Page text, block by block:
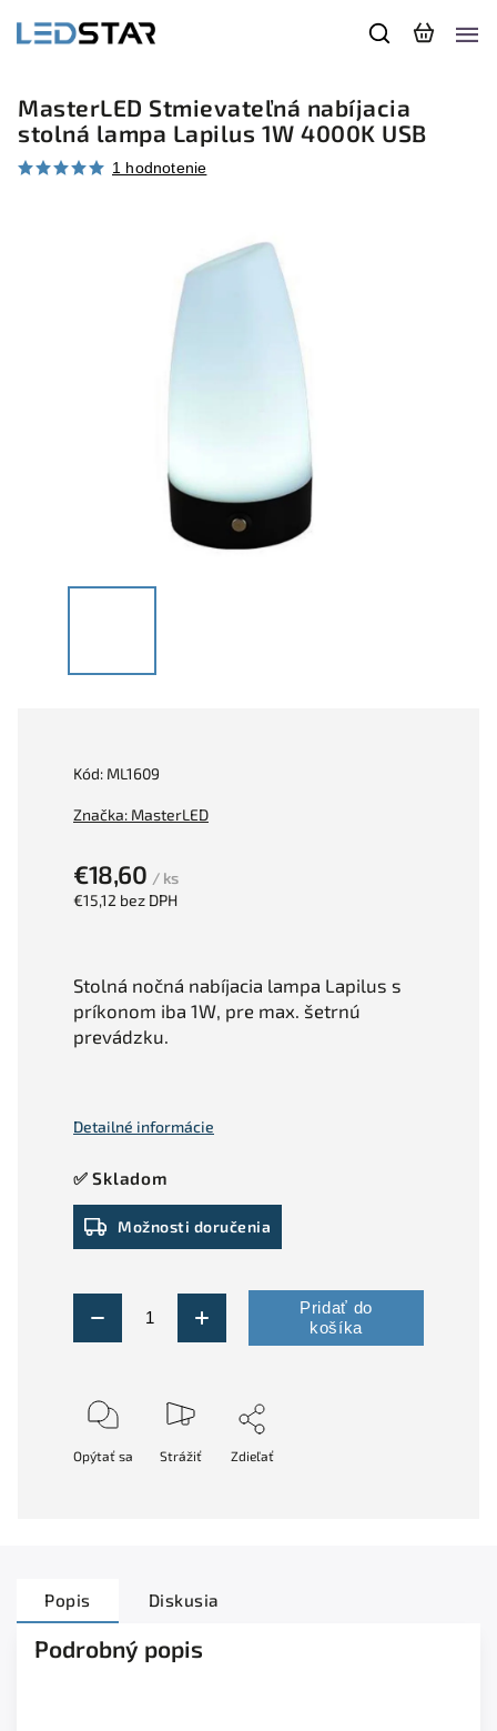
MasterLED Stmievateľná nabíjacia
stolná lampa Lapilus 1W 4000K USB
1 hodnotenie
Kód: ML1609
Značka: MasterLED
€18,60 / ks
€15,12 bez DPH
✅ Skladom
Možnosti doručenia
Pridať do
košíka
Stolná nočná nabíjacia lampa Lapilus s
príkonom iba 1W, pre max. šetrnú
prevádzku.
Detailné informácie
Opýtať sa Strážiť Zdieľať
Popis Diskusia
Podrobný popis